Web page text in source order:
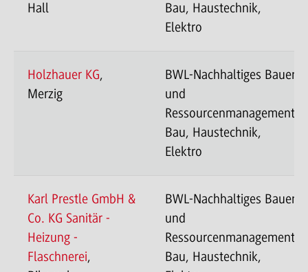
Hall
Bau, Haustechnik,
Elektro
Holzhauer KG,
Merzig
BWL-Nachhaltiges Bauen
und
Ressourcenmanagement-
Bau, Haustechnik,
Elektro
Karl Prestle GmbH &
Co. KG Sanitär -
Heizung -
Flaschnerei,
BWL-Nachhaltiges Bauen
und
Ressourcenmanagement-
Bau, Haustechnik,